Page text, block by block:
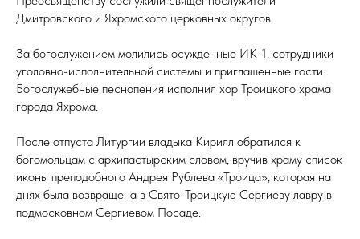
Дмитровского и Яхромского церковных округов.
За богослужением молились осужденные ИК-1, сотрудники
уголовно-исполнительной системы и приглашенные гости.
Богослужебные песнопения исполнил хор Троицкого храма
города Яхрома.
После отпуста Литургии владыка Кирилл обратился к
богомольцам с архипастырским словом, вручив храму список
иконы преподобного Андрея Рублева «Троица», которая на
днях была возвращена в Свято-Троицкую Сергиеву лавру в
подмосковном Сергиевом Посаде.